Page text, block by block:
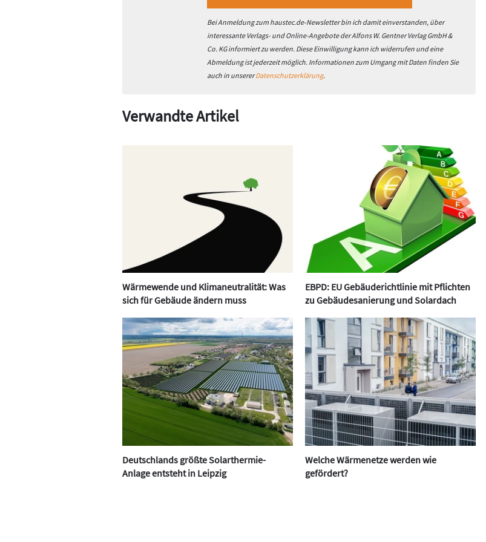
Anfang konnten wir unter anderem mit Fronius gute Entwicklungen beginnen, mit dem
Askoheat OP. Parallel haben wir mit der technischen Hochschule in Biel die Entwicklung
eines Energiemanagementsystems begonnen. Daraus hat sich unserAskoheat plus
entwickelt. Er ist zweiteilig mit Display, als Einschrauber füranderthalb Zoll und
Flansch mit 180-Millimeter-Anschluss.“
. Beim Besuch in Bützberg (bei
Langenthal) in der Nähe von Olten wird deutlich, dass es sich um hochwertige Produkte
handelt, die umfangreich getestet werden. Sie sind mit elektronischen Steuerungen
ausgestattet, um beispielsweise dynamische Stromtarife auszunutzen.
Größere
Flanscheinsätze mit 240 und 280 Millimetern gibt es von 9,5 bis 20 Kilowatt, sechs- bis
„Somit findet der Privatkunde im Wohnhaus, der Gewerbebetrieb oder Landwirt seine
passende Leistungsgröße, je nach Speicher und Größe der Photovoltaikanlage“, erklärt
Pirner. Askoma beliefert Händler in Deutschland, Österreich, der Schweiz, Belgien,
Frankreich und dem Mittleren Osten. „Derzeit entwickeln wir den Vertrieb in Australien,
Spanien, Portugal und auf dem Balkan“, sagt Pirner. „Den Markteintritt in Nordamerika
prüfen wir gerade.“
Lesen Sie auch:
Bei Anmeldung zum haustec.de-Newsletter bin ich damit einverstanden, über
interessante Verlags- und Online-Angebote der Alfons W. Gentner Verlag GmbH &
Co. KG informiert zu werden. Diese Einwilligung kann ich widerrufen und eine
Abmeldung ist jederzeit möglich. Informationen zum Umgang mit Daten finden Sie
auch in unsererDatenschutzerklärung.
Verwandte Artikel
Wärmewende und Klimaneutralität: Was
sich für Gebäude ändern muss
EBPD: EU Gebäuderichtlinie mit Pflichten
zu Gebäudesanierung und Solardach
Deutschlands größte Solarthermie-
Anlage entsteht in Leipzig
Welche Wärmenetze werden wie
gefördert?